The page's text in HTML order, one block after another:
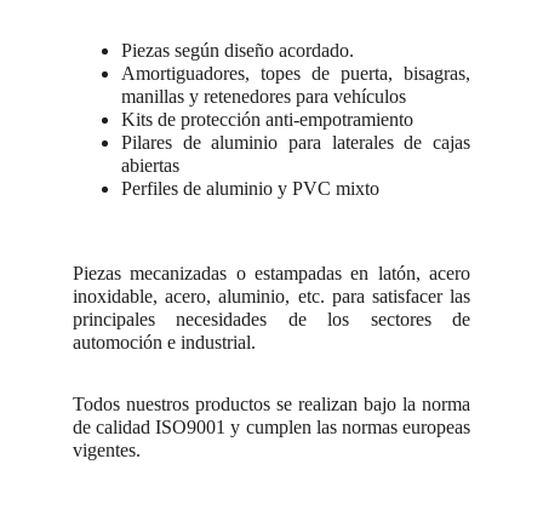
Piezas según diseño acordado.
Amortiguadores, topes de puerta, bisagras,
manillas y retenedores para vehículos
Kits de protección anti-empotramiento
Pilares de aluminio para laterales de cajas
abiertas
Perfiles de aluminio y PVC mixto
Piezas mecanizadas o estampadas en latón, acero
inoxidable, acero, aluminio, etc. para satisfacer las
principales necesidades de los sectores de
automoción e industrial.
Todos nuestros productos se realizan bajo la norma
de calidad ISO9001 y cumplen las normas europeas
vigentes.